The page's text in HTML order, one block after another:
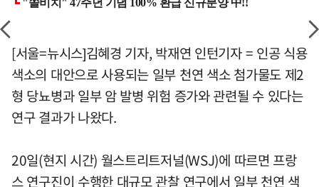
[서울=뉴시스]김혜경 기자, 박재연 인턴기자 = 인공 식용
색소의 대안으로 사용되는 일부 천연 색소 첨가물도 제2
형 당뇨병과 일부 암 발병 위험 증가와 관련될 수 있다는
연구 결과가 나왔다.
20일(현지 시간) 월스트리트저널(WSJ)에 따르면 프랑
스 연구진이 수행한 대규모 관찰 연구에서 일부 천연 색